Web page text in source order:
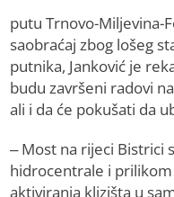
putu Trnovo-Miljevina-
saobraćaj zbog lošeg
putnika, Јanković je
budu završeni radovi
ali i da će pokušati da
– Most na rijeci Bistrici
hidrocentrale i
aktiviranja klizišta u